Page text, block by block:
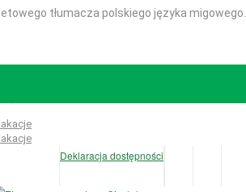
tłumacza polskiego języka migowego.
Deklaracja dostępności